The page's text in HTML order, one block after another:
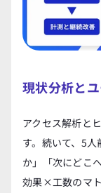
現状分析と
アクセス解析と
す。続いて、5
か」「次にどこ
効果×工数のマ